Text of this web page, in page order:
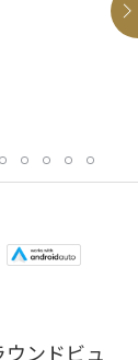
ンドビュ